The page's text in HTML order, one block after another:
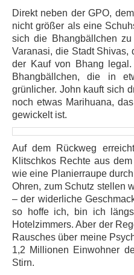
Direkt neben der GPO,
nicht größer als eine
sich die Bhangbällchen
Varanasi, die Stadt Shivas,
der Kauf von Bhang
Bhangbällchen, die in
grünlicher. John kauft sich
noch etwas Marihuana,
gewickelt ist.
Auf dem Rückweg
Klitschkos Rechte aus
wie eine Planierraupe
Ohren, zum Schutz stellen
– der widerliche
so hoffe ich, bin ich
Hotelzimmers. Aber der
Rausches über meine
1,2 Millionen Einwohner
Stirn.